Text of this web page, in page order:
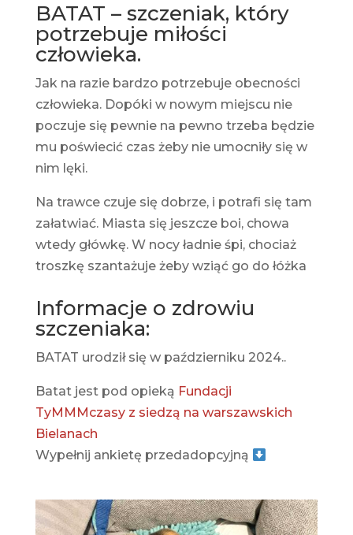
BATAT – szczeniak, który
potrzebuje miłości
człowieka.
Jak na razie bardzo potrzebuje obecności
człowieka. Dopóki w nowym miejscu nie
poczuje się pewnie na pewno trzeba będzie
mu poświecić czas żeby nie umocniły się w
nim lęki.
Na trawce czuje się dobrze, i potrafi się tam
załatwiać. Miasta się jeszcze boi, chowa
wtedy główkę. W nocy ładnie śpi, chociaż
troszkę szantażuje żeby wziąć go do łóżka
Informacje o zdrowiu
szczeniaka:
BATAT urodził się w październiku 2024..
Batat jest pod opieką Fundacji
TyMMMczasy z siedzą na warszawskich
Bielanach
Wypełnij ankietę przedadopcyjną